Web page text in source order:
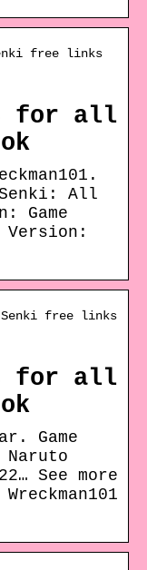
free links
for all
Senki: All
Game
Version:
Senki free links
for all
Game
Naruto
See more